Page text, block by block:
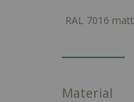
RAL 7016 matt
Material